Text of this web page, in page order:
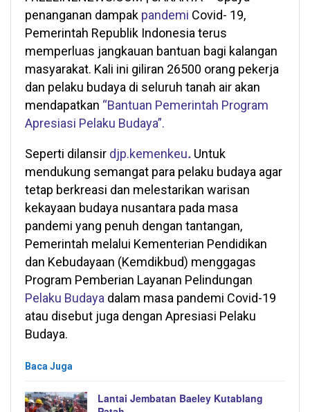
penanganan dampak pandemi Covid- 19,
Pemerintah Republik Indonesia terus
memperluas jangkauan bantuan bagi kalangan
masyarakat. Kali ini giliran 26500 orang pekerja
dan pelaku budaya di seluruh tanah air akan
mendapatkan “Bantuan Pemerintah Program
Apresiasi Pelaku Budaya”.
Seperti dilansir djp.kemenkeu. Untuk
mendukung semangat para pelaku budaya agar
tetap berkreasi dan melestarikan warisan
kekayaan budaya nusantara pada masa
pandemi yang penuh dengan tantangan,
Pemerintah melalui Kementerian Pendidikan
dan Kebudayaan (Kemdikbud) menggagas
Program Pemberian Layanan Pelindungan
Pelaku Budaya dalam masa pandemi Covid-19
atau disebut juga dengan Apresiasi Pelaku
Budaya.
Baca Juga
Lantai Jembatan Baeley Kutablang